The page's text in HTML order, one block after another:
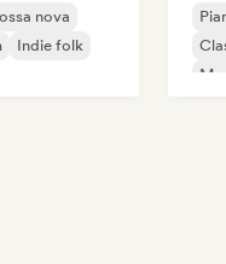
nova
Indie folk